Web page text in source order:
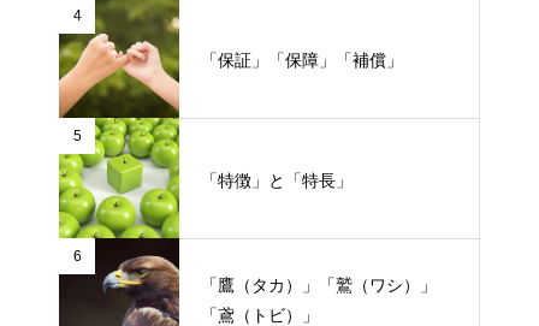
4
「保証」「保障」「補償」
5
「特徴」と「特長」
6
「鷹（タカ）」「鷲（ワシ）」
「鳶（トビ）」